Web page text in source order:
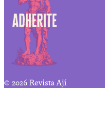
© 2026 Revista Ají